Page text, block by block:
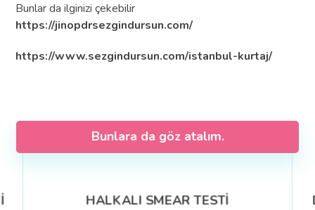
Bunlar da ilginizi çekebilir
https://jinopdrsezgindursun.com/
https://www.sezgindursun.com/istanbul-kurtaj/
Bunlara da göz atalım.
HALKALI SMEAR TESTİ